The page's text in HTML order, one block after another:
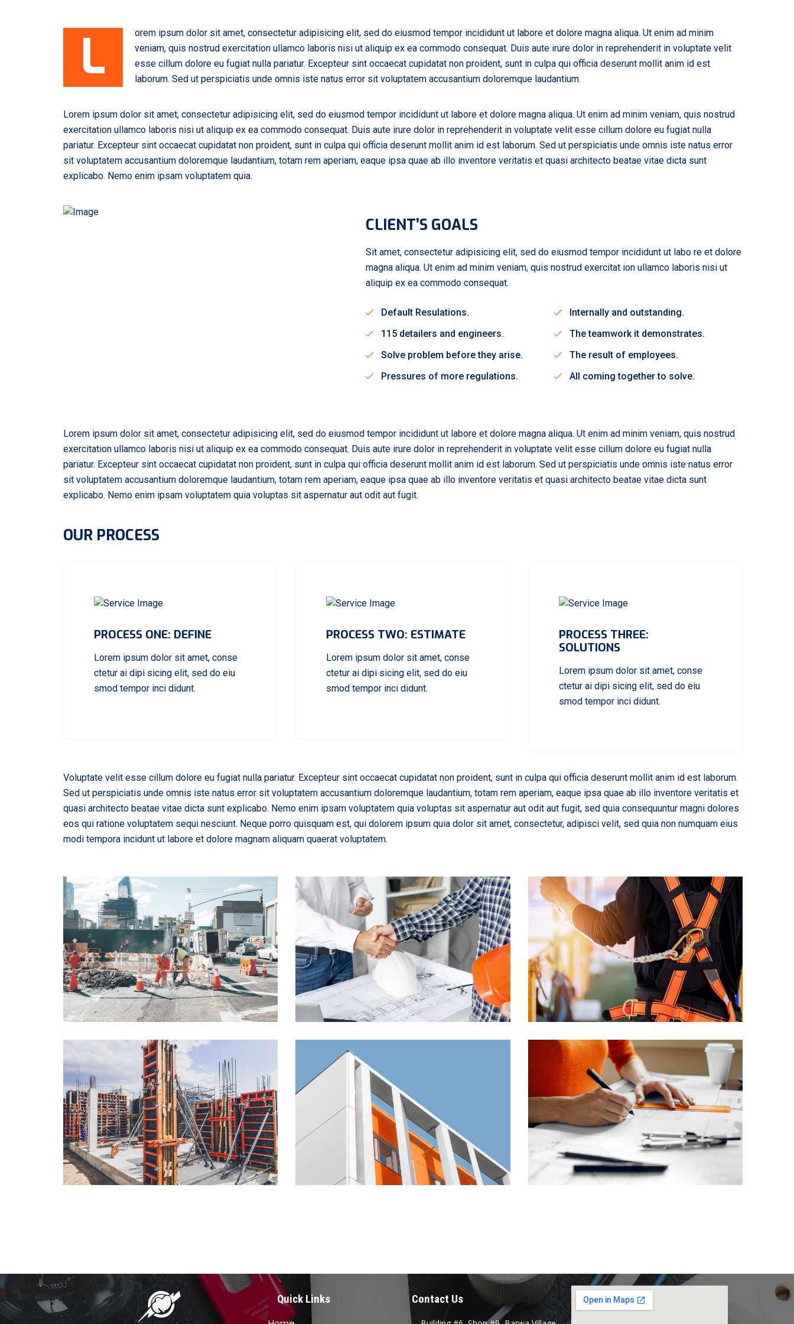
L
orem ipsum dolor sit amet, consectetur adipisicing elit, sed do eiusmod tempor incididunt ut labore et dolore magna aliqua. Ut enim ad minim
veniam, quis nostrud exercitation ullamco laboris nisi ut aliquip ex ea commodo consequat. Duis aute irure dolor in reprehenderit in voluptate velit
esse cillum dolore eu fugiat nulla pariatur. Excepteur sint occaecat cupidatat non proident, sunt in culpa qui officia deserunt mollit anim id est
laborum. Sed ut perspiciatis unde omnis iste natus error sit voluptatem accusantium doloremque laudantium.
Lorem ipsum dolor sit amet, consectetur adipisicing elit, sed do eiusmod tempor incididunt ut labore et dolore magna aliqua. Ut enim ad minim veniam, quis nostrud
exercitation ullamco laboris nisi ut aliquip ex ea commodo consequat. Duis aute irure dolor in reprehenderit in voluptate velit esse cillum dolore eu fugiat nulla
pariatur. Excepteur sint occaecat cupidatat non proident, sunt in culpa qui officia deserunt mollit anim id est laborum. Sed ut perspiciatis unde omnis iste natus error
sit voluptatem accusantium doloremque laudantium, totam rem aperiam, eaque ipsa quae ab illo inventore veritatis et quasi architecto beatae vitae dicta sunt
explicabo. Nemo enim ipsam voluptatem quia.
CLIENT’S GOALS
Sit amet, consectetur adipisicing elit, sed do eiusmod tempor incididunt ut labo re et dolore
magna aliqua. Ut enim ad minim veniam, quis nostrud exercitat ion ullamco laboris nisi ut
aliquip ex ea commodo consequat.
Default Resulations.
Internally and outstanding.
115 detailers and engineers.
The teamwork it demonstrates.
Solve problem before they arise.
The result of employees.
Pressures of more regulations.
All coming together to solve.
Lorem ipsum dolor sit amet, consectetur adipisicing elit, sed do eiusmod tempor incididunt ut labore et dolore magna aliqua. Ut enim ad minim veniam, quis nostrud
exercitation ullamco laboris nisi ut aliquip ex ea commodo consequat. Duis aute irure dolor in reprehenderit in voluptate velit esse cillum dolore eu fugiat nulla
pariatur. Excepteur sint occaecat cupidatat non proident, sunt in culpa qui officia deserunt mollit anim id est laborum. Sed ut perspiciatis unde omnis iste natus error
sit voluptatem accusantium doloremque laudantium, totam rem aperiam, eaque ipsa quae ab illo inventore veritatis et quasi architecto beatae vitae dicta sunt
explicabo. Nemo enim ipsam voluptatem quia voluptas sit aspernatur aut odit aut fugit.
OUR PROCESS
PROCESS ONE: DEFINE
Lorem ipsum dolor sit amet, conse
ctetur ai dipi sicing elit, sed do eiu
smod tempor inci didunt.
PROCESS TWO: ESTIMATE
Lorem ipsum dolor sit amet, conse
ctetur ai dipi sicing elit, sed do eiu
smod tempor inci didunt.
PROCESS THREE:
SOLUTIONS
Lorem ipsum dolor sit amet, conse
ctetur ai dipi sicing elit, sed do eiu
smod tempor inci didunt.
Voluptate velit esse cillum dolore eu fugiat nulla pariatur. Excepteur sint occaecat cupidatat non proident, sunt in culpa qui officia deserunt mollit anim id est laborum.
Sed ut perspiciatis unde omnis iste natus error sit voluptatem accusantium doloremque laudantium, totam rem aperiam, eaque ipsa quae ab illo inventore veritatis et
quasi architecto beatae vitae dicta sunt explicabo. Nemo enim ipsam voluptatem quia voluptas sit aspernatur aut odit aut fugit, sed quia consequuntur magni dolores
eos qui ratione voluptatem sequi nesciunt. Neque porro quisquam est, qui dolorem ipsum quia dolor sit amet, consectetur, adipisci velit, sed quia non numquam eius
modi tempora incidunt ut labore et dolore magnam aliquam quaerat voluptatem.
Quick Links Contact Us